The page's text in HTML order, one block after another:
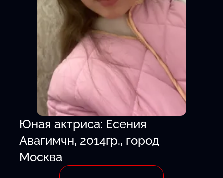
Юная актриса: Есения
Авагимчн, 2014гр., город
Москва